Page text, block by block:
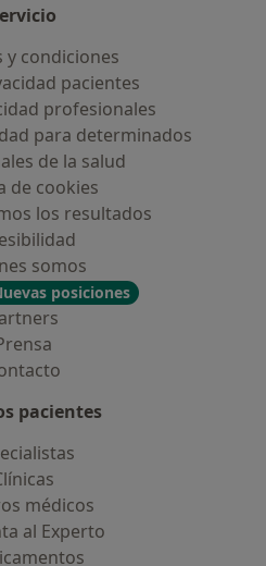
y condiciones
pacientes
profesionales
para determinados
de la salud
de cookies
los resultados
somos
posiciones
pacientes
médicos
al Experto